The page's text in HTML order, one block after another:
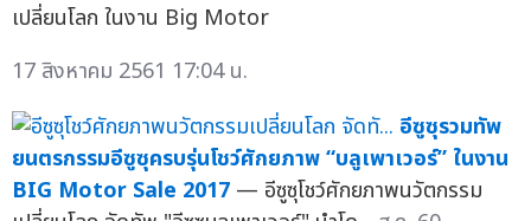
เปลี่ยนโลก ในงาน Big Motor
17 สิงหาคม 2561 17:04 น.
อีซูซุรวมทัพ
ยนตรกรรมอีซูซุครบรุ่นโชว์ศักยภาพ “บลูเพาเวอร์” ในงาน
BIG Motor Sale 2017 — อีซูซุโชว์ศักยภาพนวัตกรรม